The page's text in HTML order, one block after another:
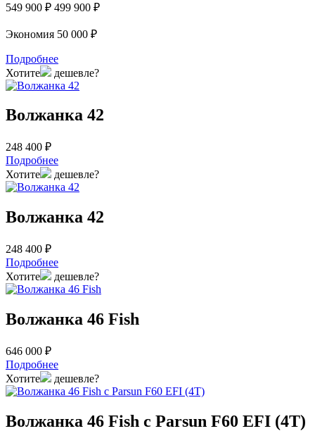
549 900 ₽ 499 900 ₽
Экономия 50 000 ₽
Подробнее
Хотите
дешевле?
Волжанка 42
248 400 ₽
Подробнее
Хотите
дешевле?
Волжанка 42
248 400 ₽
Подробнее
Хотите
дешевле?
Волжанка 46 Fish
646 000 ₽
Подробнее
Хотите
дешевле?
Волжанка 46 Fish с Parsun F60 EFI (4T)